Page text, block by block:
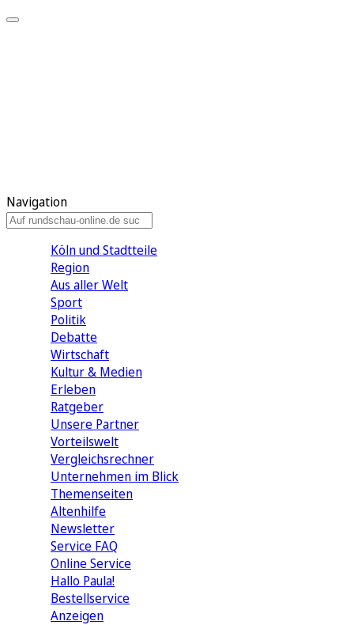
Navigation
Köln und Stadtteile
Region
Aus aller Welt
Sport
Politik
Debatte
Wirtschaft
Kultur & Medien
Erleben
Ratgeber
Unsere Partner
Vorteilswelt
Vergleichsrechner
Unternehmen im Blick
Themenseiten
Altenhilfe
Newsletter
Service FAQ
Online Service
Hallo Paula!
Bestellservice
Anzeigen